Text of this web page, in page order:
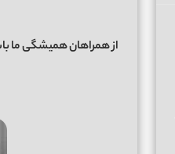
از همراهان همیشگی ما